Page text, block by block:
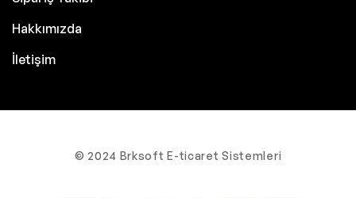
Hakkımızda
İletişim
© 2024 Brksoft E-ticaret Sistemleri